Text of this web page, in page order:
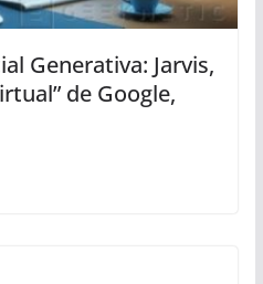
Generativa: Jarvis,
de Google,